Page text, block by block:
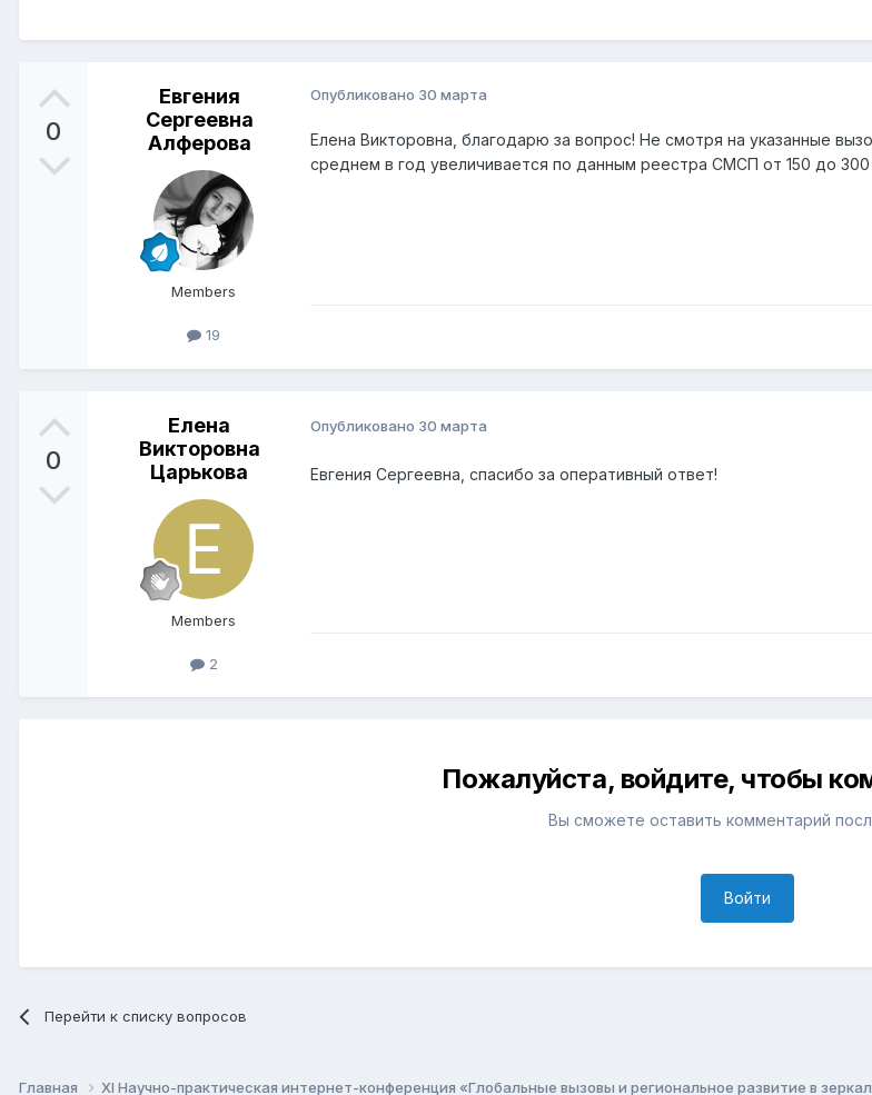
0
Евгения
Сергеевна
Алферова
Members
19
Опубликовано 30 марта
Елена Викторовна, благодарю за вопрос! Не смотря на указанные
среднем в год увеличивается по данным реестра СМСП от 150 до 300
0
Елена
Викторовна
Царькова
Members
2
Опубликовано 30 марта
Евгения Сергеевна, спасибо за оперативный ответ!
Пожалуйста, войдите, чтобы
Вы сможете оставить комментарий
Войти
Перейти к списку вопросов
Главная XI Научно-практическая интернет-конференция «Глобальные вызовы и региональное развитие в